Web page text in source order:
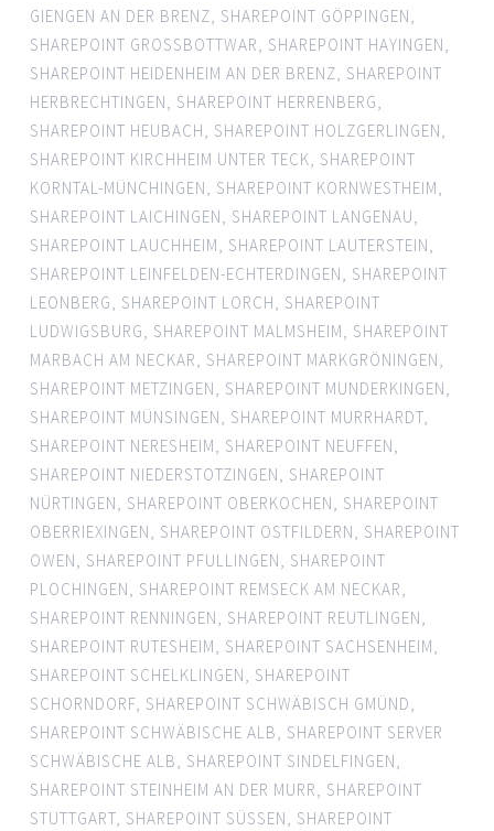
GIENGEN AN DER BRENZ, SHAREPOINT GÖPPINGEN,
SHAREPOINT GROSSBOTTWAR , SHAREPOINT HAYINGEN,
SHAREPOINT HEIDENHEIM AN DER BRENZ, SHAREPOINT
HERBRECHTINGEN, SHAREPOINT HERRENBERG,
SHAREPOINT HEUBACH, SHAREPOINT HOLZGERLINGEN,
SHAREPOINT KIRCHHEIM UNTER TECK, SHAREPOINT
KORNTAL-MÜNCHINGEN, SHAREPOINT KORNWESTHEIM,
SHAREPOINT LAICHINGEN, SHAREPOINT LANGENAU,
SHAREPOINT LAUCHHEIM, SHAREPOINT LAUTERSTEIN,
SHAREPOINT LEINFELDEN-ECHTERDINGEN, SHAREPOINT
LEONBERG, SHAREPOINT LORCH, SHAREPOINT
LUDWIGSBURG, SHAREPOINT MALMSHEIM, SHAREPOINT
MARBACH AM NECKAR, SHAREPOINT MARKGRÖNINGEN,
SHAREPOINT METZINGEN, SHAREPOINT MUNDERKINGEN,
SHAREPOINT MÜNSINGEN, SHAREPOINT MURRHARDT,
SHAREPOINT NERESHEIM, SHAREPOINT NEUFFEN,
SHAREPOINT NIEDERSTOTZINGEN, SHAREPOINT
NÜRTINGEN, SHAREPOINT OBERKOCHEN, SHAREPOINT
OBERRIEXINGEN, SHAREPOINT OSTFILDERN, SHAREPOINT
OWEN, SHAREPOINT PFULLINGEN, SHAREPOINT
PLOCHINGEN, SHAREPOINT REMSECK AM NECKAR,
SHAREPOINT RENNINGEN, SHAREPOINT REUTLINGEN,
SHAREPOINT RUTESHEIM, SHAREPOINT SACHSENHEIM,
SHAREPOINT SCHELKLINGEN, SHAREPOINT
SCHORNDORF, SHAREPOINT SCHWÄBISCH GMÜND,
SHAREPOINT SCHWÄBISCHE ALB, SHAREPOINT SERVER
SCHWÄBISCHE ALB, SHAREPOINT SINDELFINGEN,
SHAREPOINT STEINHEIM AN DER MURR, SHAREPOINT
STUTTGART, SHAREPOINT SÜSSEN , SHAREPOINT